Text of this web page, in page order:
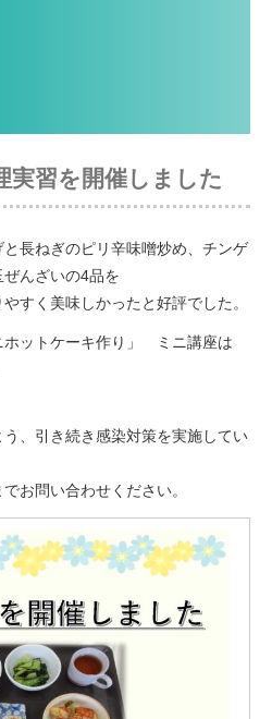
習を開催しました
長ねぎのピリ辛味噌炒め、チンゲ
んざいの4品を
すく美味しかったと好評でした。
ットケーキ作り」 ミニ講座は
、引き続き感染対策を実施してい
お問い合わせください。